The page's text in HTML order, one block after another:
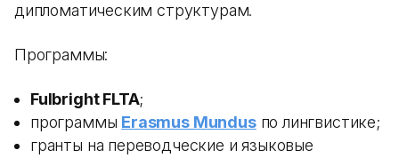
дипломатическим структурам.
Программы:
Fulbright FLTA;
программы Erasmus Mundusпо лингвистике;
гранты на переводческие и языковые